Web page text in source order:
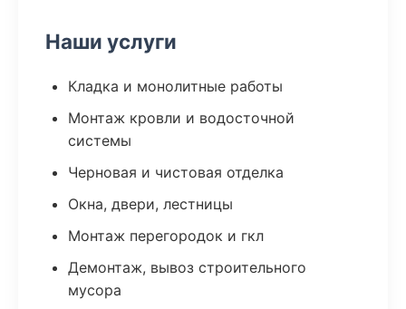
Наши услуги
Кладка и монолитные работы
Монтаж кровли и водосточной
системы
Черновая и чистовая отделка
Окна, двери, лестницы
Монтаж перегородок и гкл
Демонтаж, вывоз строительного
мусора